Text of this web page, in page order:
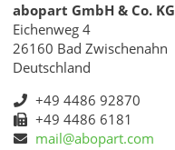
abopart GmbH & Co. KG
Eichenweg 4
26160 Bad Zwischenahn
Deutschland
+49 4486 92870
+49 4486 6181
mail@abopart.com